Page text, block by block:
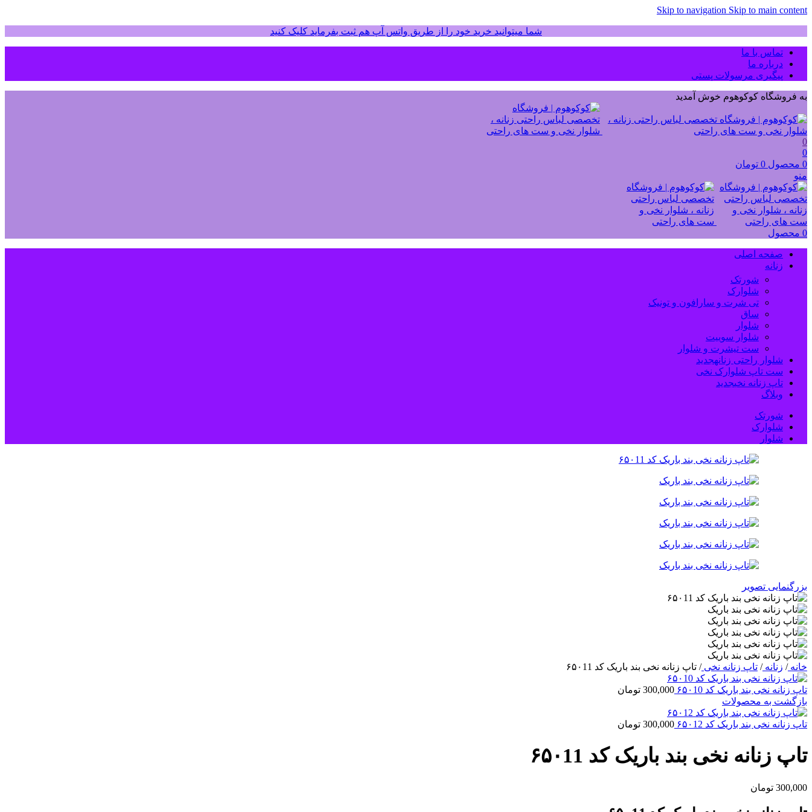
Skip to navigation Skip to main content
شما میتوانید خرید خود را از طریق واتس آپ هم ثبت بفرماید کلیک کنید
تماس با ما
درباره ما
پیگیری مرسولات پستی
به فروشگاه کوکوهوم خوش آمدید
0
0
0 محصول 0 تومان
منو
0 محصول
صفحه اصلی
زنانه
شورتک
شلوارک
تی شرت و سارافون و تونیک
ساق
شلوار
شلوار سوییت
ست تیشرت و شلوار
شلوار راحتی زنانهجدید
ست تاپ شلوارک نخی
تاپ زنانه نخیجدید
وبلاگ
شورتک
شلوارک
شلوار
بزرگنمایی تصویر
خانه/ زنانه/ تاپ زنانه نخی/ تاپ زنانه نخی بند باریک کد ۶۵۰11
تاپ زنانه نخی بند باریک کد ۶۵۰10 300,000 تومان
بازگشت به محصولات
تاپ زنانه نخی بند باریک کد ۶۵۰12 300,000 تومان
تاپ زنانه نخی بند باریک کد ۶۵۰11
300,000 تومان